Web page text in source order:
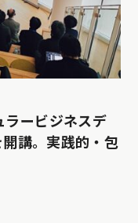
ラービジネスデ
講。実践的・包